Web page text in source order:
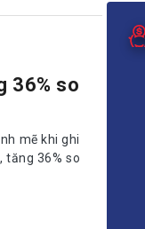
36% so
mẽ khi ghi
tăng 36% so